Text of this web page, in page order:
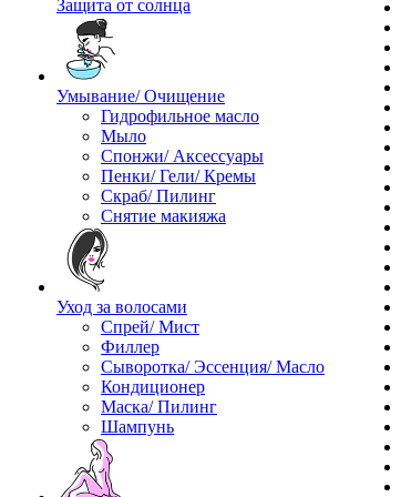
Защита от солнца
Умывание/ Очищение
Гидрофильное масло
Мыло
Спонжи/ Аксессуары
Пенки/ Гели/ Кремы
Скраб/ Пилинг
Снятие макияжа
Уход за волосами
Спрей/ Мист
Филлер
Сыворотка/ Эссенция/ Масло
Кондиционер
Маска/ Пилинг
Шампунь